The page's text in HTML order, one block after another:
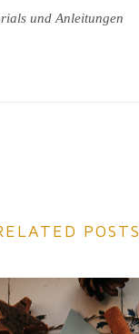
und Anleitungen
POSTS